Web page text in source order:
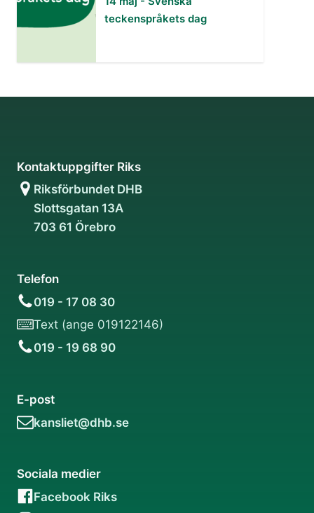
teckenspråkets dag
Kontaktuppgifter Riks
Riksförbundet DHB
Slottsgatan 13A
703 61 Örebro
Telefon
019 - 17 08 30
Text (ange 019122146)
019 - 19 68 90
E-post
kansliet@dhb.se
Sociala medier
Facebook Riks